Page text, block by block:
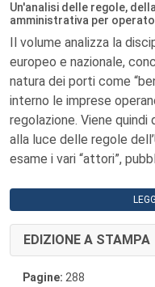
Un'analisi delle regole,
amministrativa per
Il volume analizza la
europeo e nazionale,
natura dei porti come
interno le imprese
regolazione. Viene
alla luce delle regole
esame i vari “attori”,
EDIZIONE A STAMPA
Pagine: 288